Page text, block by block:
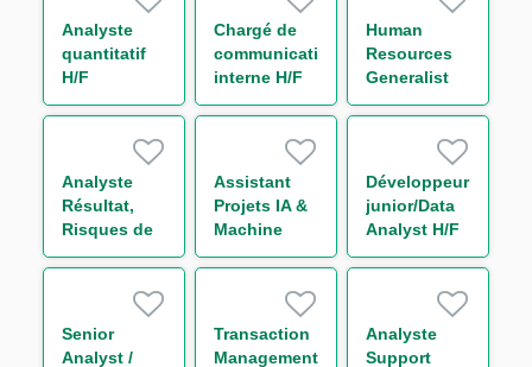
Analyste
quantitatif
H/F
Chargé de
communication
interne H/F
Human
Resources
Generalist
Analyste
Résultat,
Risques de
Marché et
périmètre
Trésorerie
H/F
Assistant
Projets IA &
Machine
Learning H/F
Développeur
junior/Data
Analyst H/F
Senior
Analyst /
Transaction
Management
Analyste
Support